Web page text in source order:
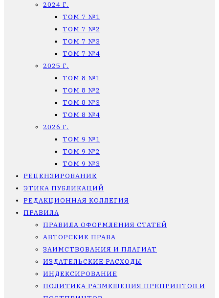
2024 Г.
ТОМ 7 №1
ТОМ 7 №2
ТОМ 7 №3
ТОМ 7 №4
2025 Г.
ТОМ 8 №1
ТОМ 8 №2
ТОМ 8 №3
ТОМ 8 №4
2026 Г.
ТОМ 9 №1
ТОМ 9 №2
ТОМ 9 №3
РЕЦЕНЗИРОВАНИЕ
ЭТИКА ПУБЛИКАЦИЙ
РЕДАКЦИОННАЯ КОЛЛЕГИЯ
ПРАВИЛА
ПРАВИЛА ОФОРМЛЕНИЯ СТАТЕЙ
АВТОРСКИЕ ПРАВА
ЗАИМСТВОВАНИЯ И ПЛАГИАТ
ИЗДАТЕЛЬСКИЕ РАСХОДЫ
ИНДЕКСИРОВАНИЕ
ПОЛИТИКА РАЗМЕЩЕНИЯ ПРЕПРИНТОВ И